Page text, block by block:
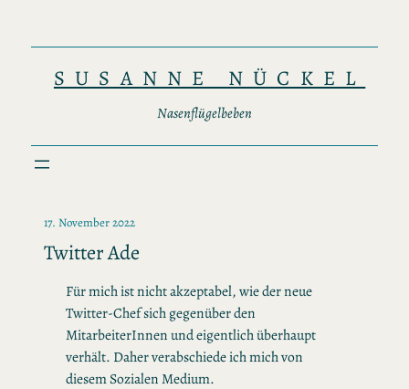
springen
SUSANNE NÜCKEL
Nasenflügelbeben
17. November 2022
Twitter Ade
Für mich ist nicht akzeptabel, wie der neue
Twitter-Chef sich gegenüber den
MitarbeiterInnen und eigentlich überhaupt
verhält. Daher verabschiede ich mich von
diesem Sozialen Medium.